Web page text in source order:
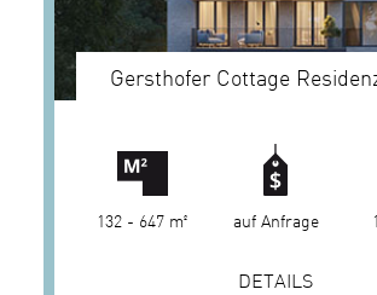
Gersthofer Cottage
132 - 647 m² auf Anfrage
DETAILS